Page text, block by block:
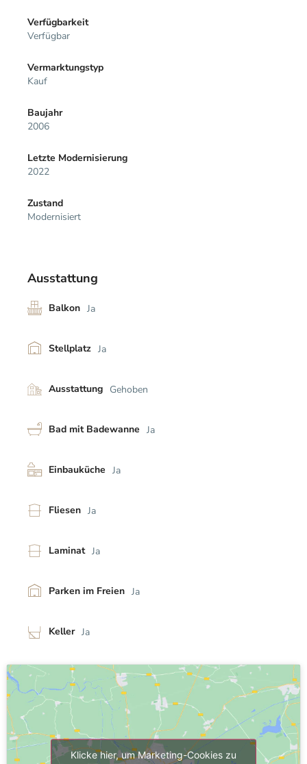
Verfügbarkeit
Verfügbar
Vermarktungstyp
Kauf
Baujahr
2006
Letzte Modernisierung
2022
Zustand
Modernisiert
Ausstattung
Balkon Ja
Stellplatz Ja
Ausstattung Gehoben
Bad mit Badewanne Ja
Einbauküche Ja
Fliesen Ja
Laminat Ja
Parken im Freien Ja
Keller Ja
Klicke hier, um Marketing-Cookies zu